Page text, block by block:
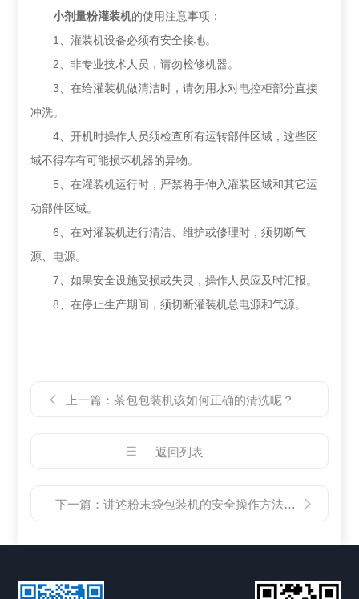
小剂量粉灌装机的使用注意事项：
1、灌装机设备必须有安全接地。
2、非专业技术人员，请勿检修机器。
3、在给灌装机做清洁时，请勿用水对电控柜部分直接
冲洗。
4、开机时操作人员须检查所有运转部件区域，这些区
域不得存有可能损坏机器的异物。
5、在灌装机运行时，严禁将手伸入灌装区域和其它运
动部件区域。
6、在对灌装机进行清洁、维护或修理时，须切断气
源、电源。
7、如果安全设施受损或失灵，操作人员应及时汇报。
8、在停止生产期间，须切断灌装机总电源和气源。
上一篇： 茶包包装机该如何正确的清洗呢？
返回列表
下一篇：讲述粉末袋包装机的安全操作方法及日常的清理工作